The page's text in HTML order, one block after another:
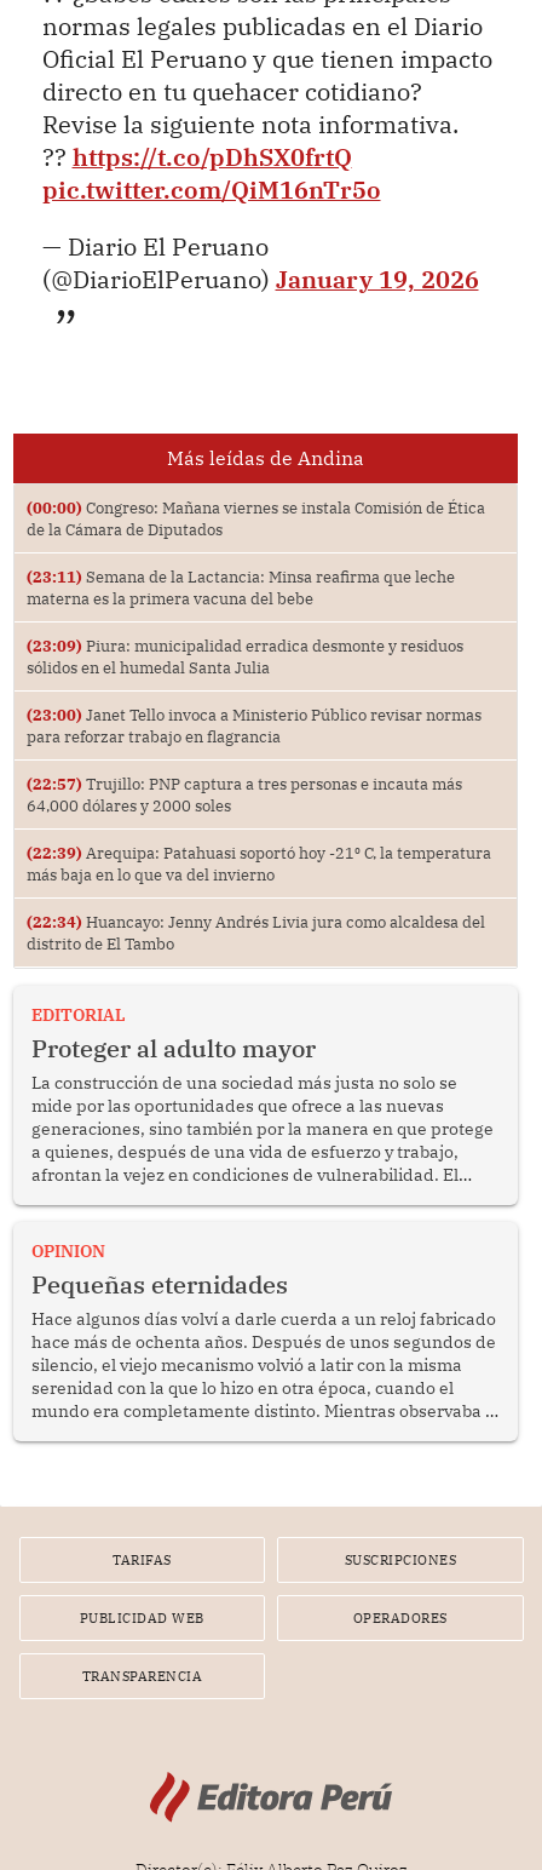
normas legales publicadas en el Diario
Oficial El Peruano y que tienen impacto
directo en tu quehacer cotidiano?
Revise la siguiente nota informativa.
?? https://t.co/pDhSX0frtQ
pic.twitter.com/QiM16nTr5o
— Diario El Peruano
(@DiarioElPeruano) January 19, 2026
Más leídas de Andina
(00:00) Congreso: Mañana viernes se instala Comisión de Ética
de la Cámara de Diputados
(23:11) Semana de la Lactancia: Minsa reafirma que leche
materna es la primera vacuna del bebe
(23:09) Piura: municipalidad erradica desmonte y residuos
sólidos en el humedal Santa Julia
(23:00) Janet Tello invoca a Ministerio Público revisar normas
para reforzar trabajo en flagrancia
(22:57) Trujillo: PNP captura a tres personas e incauta más
64,000 dólares y 2000 soles
(22:39) Arequipa: Patahuasi soportó hoy -21⁰ C, la temperatura
más baja en lo que va del invierno
(22:34) Huancayo: Jenny Andrés Livia jura como alcaldesa del
distrito de El Tambo
EDITORIAL
Proteger al adulto mayor
La construcción de una sociedad más justa no solo se
mide por las oportunidades que ofrece a las nuevas
generaciones, sino también por la manera en que protege
a quienes, después de una vida de esfuerzo y trabajo,
afrontan la vejez en condiciones de vulnerabilidad. El
bimestrales el subsidio que reciben los beneficiarios del
reflexionar sobre la importancia de fortalecer las políticas
públicas dirigidas a los adultos mayores en pobreza.
OPINION
Pequeñas eternidades
Hace algunos días volví a darle cuerda a un reloj fabricado
hace más de ochenta años. Después de unos segundos de
silencio, el viejo mecanismo volvió a latir con la misma
serenidad con la que lo hizo en otra época, cuando el
mundo era completamente distinto. Mientras observaba el
TARIFAS SUSCRIPCIONES
PUBLICIDAD WEB OPERADORES
TRANSPARENCIA